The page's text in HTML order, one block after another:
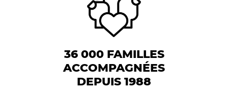
36 000 FAMILLES
ACCOMPAGNÉES
DEPUIS 1988